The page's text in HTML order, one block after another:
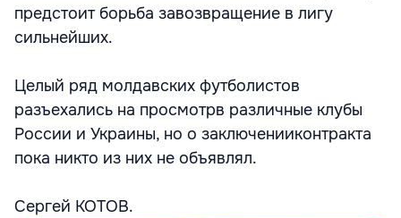
предстоит борьба завозвращение в лигу
сильнейших.
Целый ряд молдавских футболистов
разъехались на просмотрв различные клубы
России и Украины, но о заключенииконтракта
пока никто из них не объявлял.
Сергей КОТОВ.